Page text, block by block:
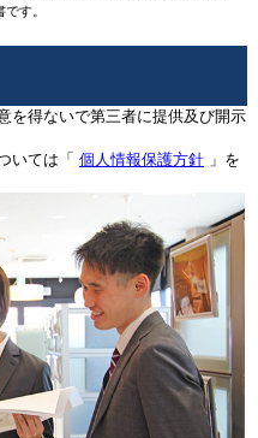
す。
を得ないで第三者に提供及び開示
いては「 個人情報保護方針」を